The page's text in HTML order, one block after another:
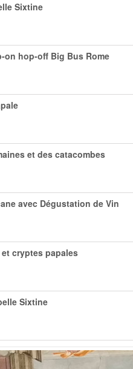
Sixtine
on hop-off Big Bus Rome
et des catacombes
avec Dégustation de Vin
cryptes papales
Sixtine